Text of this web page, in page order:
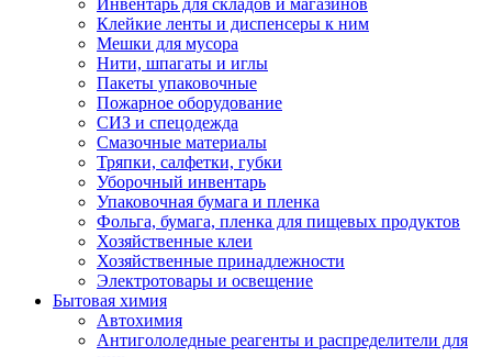
Инвентарь для складов и магазинов
Клейкие ленты и диспенсеры к ним
Мешки для мусора
Нити, шпагаты и иглы
Пакеты упаковочные
Пожарное оборудование
СИЗ и спецодежда
Смазочные материалы
Тряпки, салфетки, губки
Уборочный инвентарь
Упаковочная бумага и пленка
Фольга, бумага, пленка для пищевых продуктов
Хозяйственные клеи
Хозяйственные принадлежности
Электротовары и освещение
Бытовая химия
Автохимия
Антигололедные реагенты и распределители для